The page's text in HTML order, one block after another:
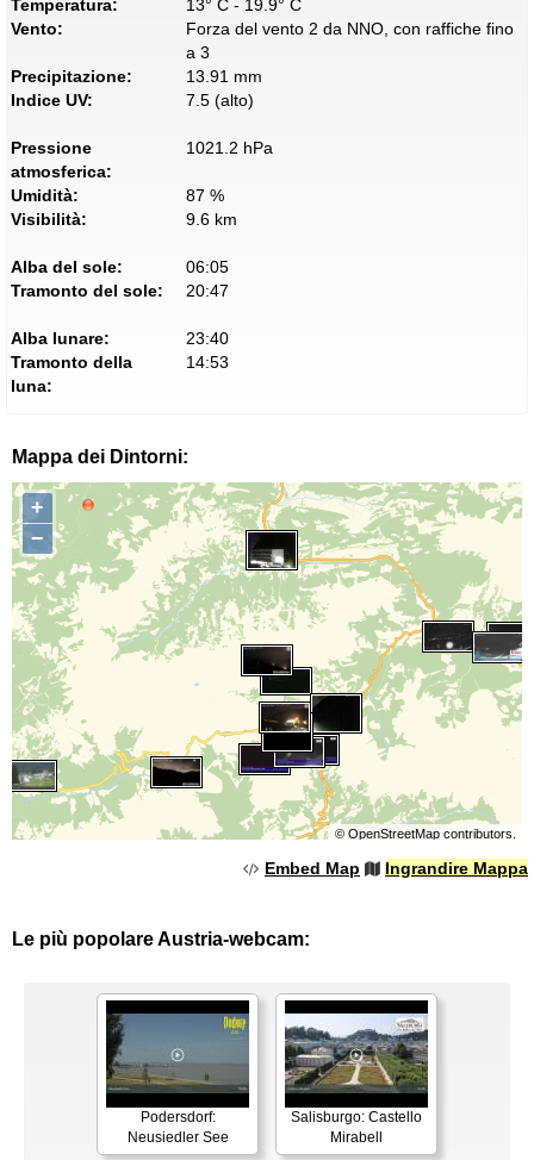
Temperatura:
13° C - 19.9° C
Vento:
Forza del vento 2 da NNO, con raffiche fino
a 3
Precipitazione:
13.91 mm
Indice UV:
7.5 (alto)
Pressione
atmosferica:
1021.2 hPa
Umidità:
87 %
Visibilità:
9.6 km
Alba del sole:
06:05
Tramonto del sole:
20:47
Alba lunare:
23:40
Tramonto della
luna:
14:53
Mappa dei Dintorni:
+
−
© OpenStreetMapcontributors.
Embed Map Ingrandire Mappa
Le più popolare Austria-webcam:
Podersdorf:
Neusiedler See
Salisburgo: Castello
Mirabell